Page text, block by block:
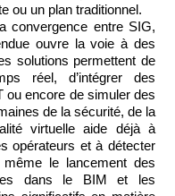
ou un plan traditionnel.
convergence entre SIG,
ouvre la voie à des
solutions permettent de
réel, d’intégrer des
ou encore de simuler des
de la sécurité, de la
virtuelle aide déjà à
opérateurs et à détecter
le lancement des
dans le BIM et les